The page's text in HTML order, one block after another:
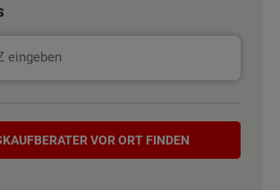
VOR ORT FINDEN